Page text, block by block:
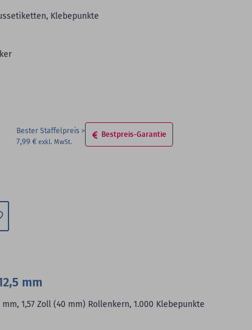
Klebepunkte
Bester Staffelpreis
7,99 €
Bestpreis-Garantie
mm
1,57 Zoll (40 mm) Rollenkern, 1.000 Klebepunkte